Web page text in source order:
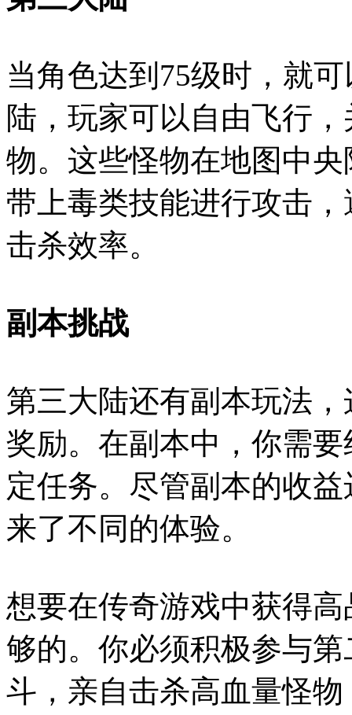
当角色达到75级时，就
陆，玩家可以自由飞行
物。这些怪物在地图中
带上毒类技能进行攻击
击杀效率。
副本挑战
第三大陆还有副本玩法
奖励。在副本中，你需
定任务。尽管副本的收
来了不同的体验。
想要在传奇游戏中获得
够的。你必须积极参与
斗，亲自击杀高血量怪